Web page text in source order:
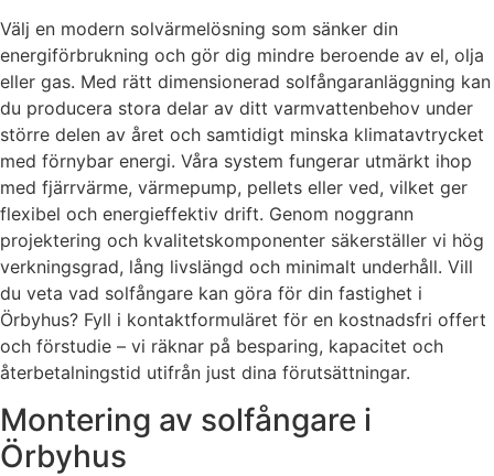
Välj en modern solvärmelösning som sänker din
energiförbrukning och gör dig mindre beroende av el, olja
eller gas. Med rätt dimensionerad solfångaranläggning kan
du producera stora delar av ditt varmvattenbehov under
större delen av året och samtidigt minska klimatavtrycket
med förnybar energi. Våra system fungerar utmärkt ihop
med fjärrvärme, värmepump, pellets eller ved, vilket ger
flexibel och energieffektiv drift. Genom noggrann
projektering och kvalitetskomponenter säkerställer vi hög
verkningsgrad, lång livslängd och minimalt underhåll. Vill
du veta vad solfångare kan göra för din fastighet i
Örbyhus? Fyll i kontaktformuläret för en kostnadsfri offert
och förstudie – vi räknar på besparing, kapacitet och
återbetalningstid utifrån just dina förutsättningar.
Montering av solfångare i
Örbyhus